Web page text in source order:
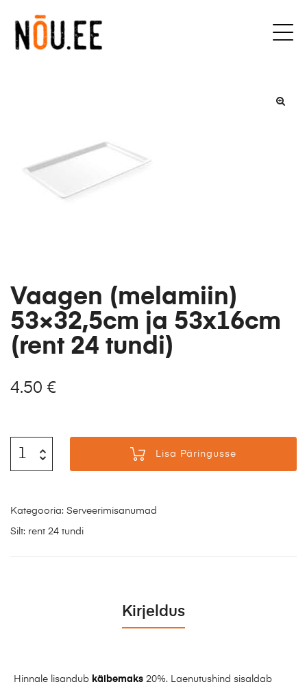
Vaagen (melamiin)
53×32,5cm ja 53x16cm
(rent 24 tundi)
4.50 €
Lisa Päringusse
Kategooria: Serveerimisanumad
Silt: rent 24 tundi
Kirjeldus
Hinnale lisandub käibemaks 20%. Laenutushind sisaldab